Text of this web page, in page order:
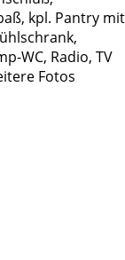
kpl. Pantry mit
WC, Radio, TV
Fotos